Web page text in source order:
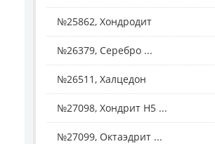
№25862, Хондродит
№26379, Серебро ...
№26511, Халцедон
№27098, Хондрит H5 ...
№27099, Октаэдрит ...